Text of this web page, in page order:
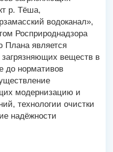
р. Тёша,
водоканал»,
Росприроднадзора
является
веществ в
до нормативов
модернизацию и
технологии очистки
надёжности